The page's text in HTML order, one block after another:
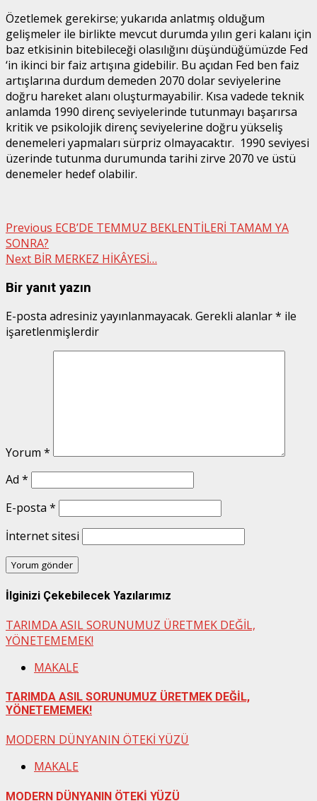
Özetlemek gerekirse; yukarıda anlatmış olduğum
gelişmeler ile birlikte mevcut durumda yılın geri kalanı için
baz etkisinin bitebileceği olasılığını düşündüğümüzde Fed
‘in ikinci bir faiz artışına gidebilir. Bu açıdan Fed ben faiz
artışlarına durdum demeden 2070 dolar seviyelerine
doğru hareket alanı oluşturmayabilir. Kısa vadede teknik
anlamda 1990 direnç seviyelerinde tutunmayı başarırsa
kritik ve psikolojik direnç seviyelerine doğru yükseliş
denemeleri yapmaları sürpriz olmayacaktır. 1990 seviyesi
üzerinde tutunma durumunda tarihi zirve 2070 ve üstü
denemeler hedef olabilir.
Post
navigation
Previous ECB’DE TEMMUZ BEKLENTİLERİ TAMAM YA
SONRA?
Next BİR MERKEZ HİKÂYESİ…
Bir yanıt yazın
E-posta adresiniz yayınlanmayacak. Gerekli alanlar* ile
işaretlenmişlerdir
Yorum *
Ad *
E-posta *
İnternet sitesi
İlginizi Çekebilecek Yazılarımız
TARIMDA ASIL SORUNUMUZ ÜRETMEK DEĞİL,
YÖNETEMEMEK!
MAKALE
TARIMDA ASIL SORUNUMUZ ÜRETMEK DEĞİL,
YÖNETEMEMEK!
MODERN DÜNYANIN ÖTEKİ YÜZÜ
MAKALE
MODERN DÜNYANIN ÖTEKİ YÜZÜ